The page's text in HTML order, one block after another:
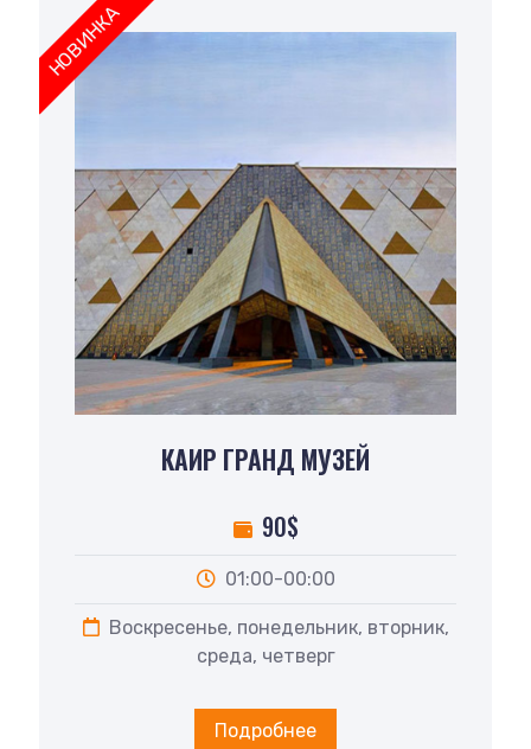
НОВИНКА
КАИР ГРАНД МУЗЕЙ
90$
01:00-00:00
Воскресенье, понедельник, вторник,
среда, четверг
Подробнее